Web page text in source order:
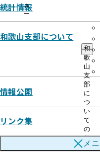
ュ
ー
統計情報
和歌山支部について
和
歌
山
支
部
に
つ
い
て
の
サ
ブ
情報公開
リンク集
メ
協会けんぽTOP都道府県支